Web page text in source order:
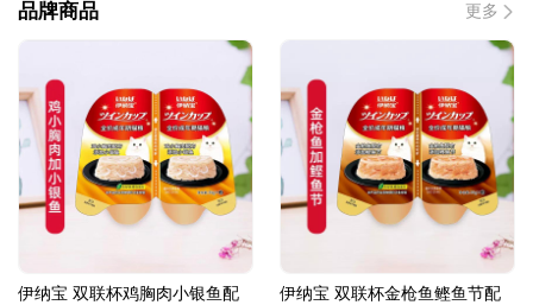
品牌商品 更多
伊纳宝 双联杯鸡胸肉小银鱼配
伊纳宝 双联杯金枪鱼鲣鱼节配